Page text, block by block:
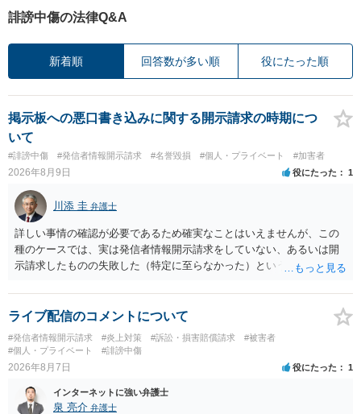
誹謗中傷の法律Q&A
新着順 回答数が多い順 役にたった順
掲示板への悪口書き込みに関する開示請求の時期につ
いて
#誹謗中傷 #発信者情報開示請求 #名誉毀損 #個人・プライベート #加害者
2026年8月9日 役にたった 1
川添 圭 弁護士
詳しい事情の確認が必要であるため確実なことはいえませんが、この
種のケースでは、実は発信者情報開示請求をしていない、あるいは開
示請求したものの失敗した（特定に至らなかった）という事案が比較
な投稿をする場合にはなおさら）。
ライブ配信のコメントについて
#発信者情報開示請求 #炎上対策 #訴訟・損害賠償請求
#被害者
#個人・プライベート
#誹謗中傷
2026年8月7日 役にたった 1
インターネットに強い弁護士
泉 亮介 弁護士